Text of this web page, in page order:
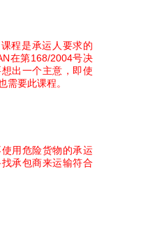
程是承运人要求的
在第168/2004号决
出一个主意，即使
需要此课程。
用危险货物的承运
承包商来运输符合